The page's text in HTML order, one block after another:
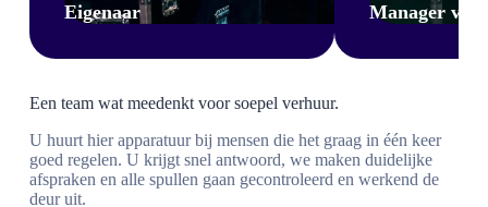
Eigenaar Manager van
Een team wat meedenkt voor soepel verhuur.
U huurt hier apparatuur bij mensen die het graag in één keer
goed regelen. U krijgt snel antwoord, we maken duidelijke
afspraken en alle spullen gaan gecontroleerd en werkend de
deur uit.